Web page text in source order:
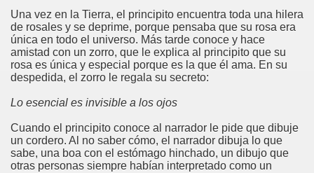
Una vez en la Tierra, el principito encuentra toda una hilera
de rosales y se deprime, porque pensaba que su rosa era
única en todo el universo. Más tarde conoce y hace
amistad con un zorro, que le explica al principito que su
rosa es única y especial porque es la que él ama. En su
despedida, el zorro le regala su secreto:
Lo esencial es invisible a los ojos
Cuando el principito conoce al narrador le pide que dibuje
un cordero. Al no saber cómo, el narrador dibuja lo que
sabe, una boa con el estómago hinchado, un dibujo que
otras personas siempre habían interpretado como un